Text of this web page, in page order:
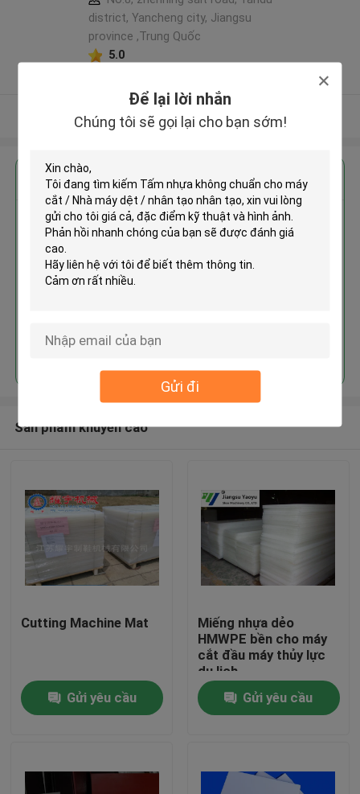
Để lại lời nhắn
Chúng tôi sẽ gọi lại cho bạn sớm!
Gửi đi
Nhà
district, Yancheng city, Jiangsu
province ,Trung Quốc
5.0
Xem thêm
Nhận giá tốt nhất cho
Tấm nhựa không chuẩn cho máy
cắt / Nhà máy dệt / nhân tạo
nhân tạo
Tiếp tục
Sản phẩm khuyến cáo
Cutting Machine Mat
Gửi yêu cầu
Miếng nhựa dẻo
HMWPE bền cho máy
cắt đầu máy thủy lực
du lịch
Gửi yêu cầu